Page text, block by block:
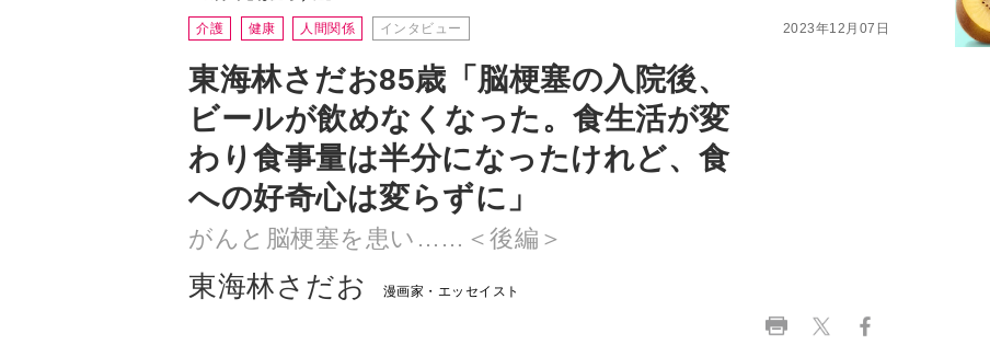
ビールが飲めなくなった。食生活が変
わり食事量は半分になったけれど、食
への好奇心は変らずに」
がんと脳梗塞を患い……＜後編＞
東海林さだお 漫画家・エッセイスト
脳梗塞 がん